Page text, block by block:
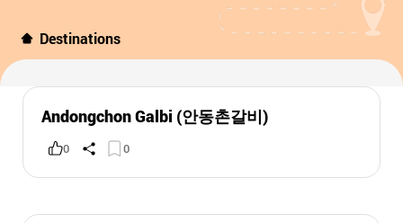
Destinations
Andongchon Galbi (안동촌갈비)
0 0